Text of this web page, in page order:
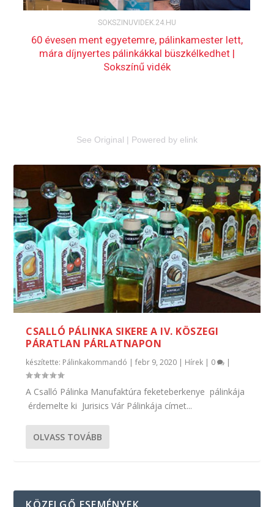
See Original | Powered by elink
CSALLÓ PÁLINKA SIKERE A IV. KÖSZEGI
PÁRATLAN PÁRLATNAPON
készítette: Pálinkakommandó |febr 9, 2020 | Hírek | 0 |
A Csalló Pálinka Manufaktúra feketeberkenye pálinkája
érdemelte ki Jurisics Vár Pálinkája címet...
OLVASS TOVÁBB